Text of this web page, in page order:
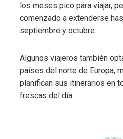
los meses pico para viajar,
comenzado a extenderse
septiembre y octubre.
Algunos viajeros también
países del norte de Europa,
planifican sus itinerarios en
frescas del día.